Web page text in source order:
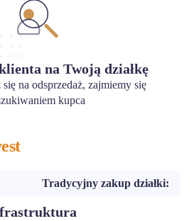
na Twoją działkę
na odsprzedaż, zajmiemy się
kupca
Tradycyjny zakup działki: